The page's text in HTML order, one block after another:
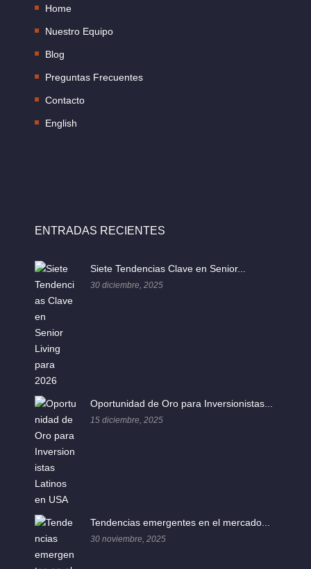
Home
Nuestro Equipo
Blog
Preguntas Frecuentes
Contacto
English
ENTRADAS RECIENTES
Siete Tendencias Clave en Senior...
30 diciembre, 2025
Oportunidad de Oro para Inversionistas...
15 diciembre, 2025
Tendencias emergentes en el mercado...
30 noviembre, 2025